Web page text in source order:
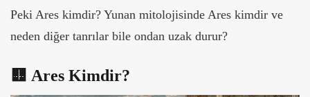
Peki Ares kimdir? Yunan mitolojisinde Ares kimdir ve
neden diğer tanrılar bile ondan uzak durur?
🟨 Ares Kimdir?